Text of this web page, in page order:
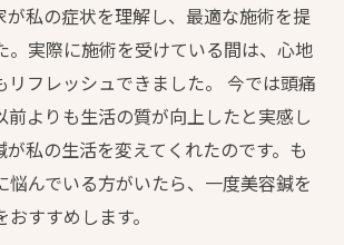
が私の症状を理解し、最適な施術を提
。実際に施術を受けている間は、心地
リフレッシュできました。 今では頭痛
前よりも生活の質が向上したと実感し
が私の生活を変えてくれたのです。も
悩んでいる方がいたら、一度美容鍼を
すすめします。